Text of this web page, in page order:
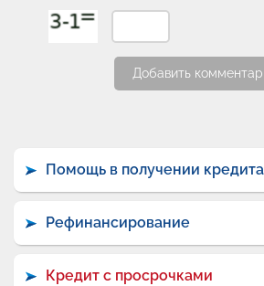
Добавить
Помощь в получении кредита
Рефинансирование
Кредит с просрочками